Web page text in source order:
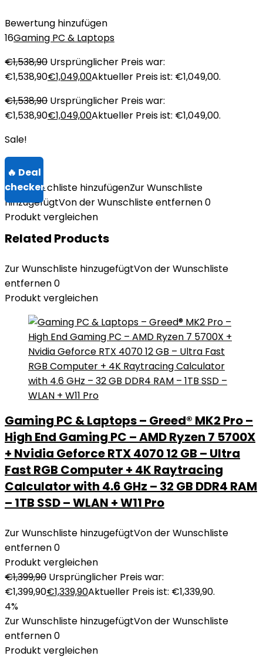
Bewertung hinzufügen
16Gaming PC & Laptops
€1,538,90 Ursprünglicher Preis war:
€1,538,90€1,049,00Aktueller Preis ist: €1,049,00.
€1,538,90 Ursprünglicher Preis war:
€1,538,90€1,049,00Aktueller Preis ist: €1,049,00.
Sale!
Zur Wunschliste hinzufügenZur Wunschliste
hinzugefügtVon der Wunschliste entfernen0
Produkt vergleichen
Related Products
Zur Wunschliste hinzugefügtVon der Wunschliste
entfernen0
Produkt vergleichen
Gaming PC & Laptops – Greed® MK2 Pro –
High End Gaming PC – AMD Ryzen 7 5700X
+ Nvidia Geforce RTX 4070 12 GB – Ultra
Fast RGB Computer + 4K Raytracing
Calculator with 4.6 GHz – 32 GB DDR4 RAM
– 1TB SSD – WLAN + W11 Pro
Zur Wunschliste hinzugefügtVon der Wunschliste
entfernen0
Produkt vergleichen
€1,399,90 Ursprünglicher Preis war:
€1,399,90€1,339,90Aktueller Preis ist: €1,339,90.
4%
Zur Wunschliste hinzugefügtVon der Wunschliste
entfernen0
Produkt vergleichen